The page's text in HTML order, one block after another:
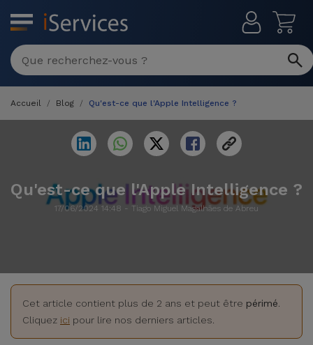
MENU
Réparation
Multimarque
Différentes
iPhone
/ iMac
Watch
MacBooks
Reconditionnés
Apple Watch
Reconditionnés
DJIMagasins
Accueil Blog Qu'est-ce que l'Apple Intelligence ?
Qu'est-ce que l'Apple Intelligence ?
17/06/2024 14:48 - Tiago Miguel Magalhães de Abreu
Cet article contient plus de 2 ans et peut être périmé
Cliquez ici pour lire nos derniers articles.